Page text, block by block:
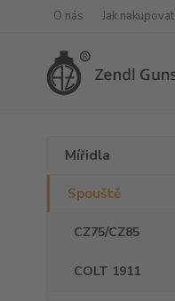
O nás Jak nakupovat
Mířidla
Spouště
CZ75/CZ85
COLT 1911